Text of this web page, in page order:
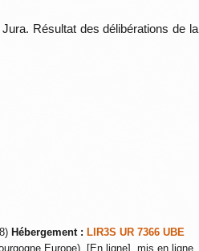
Résultat des délibérations de la
Hébergement : LIR3S UR 7366 UBE
Europe), [En ligne], mis en ligne